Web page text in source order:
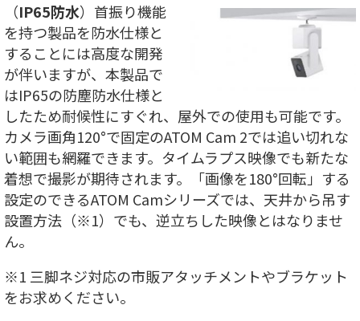
（IP65防水）首振り機能
を持つ製品を防水仕様と
することには高度な開発
が伴いますが、本製品で
はIP65の防塵防水仕様と
したため耐候性にすぐれ、屋外での使用も可能です。
カメラ画角120°で固定のATOM Cam 2では追い切れな
い範囲も網羅できます。タイムラプス映像でも新たな
着想で撮影が期待されます。「画像を180°回転」する
設定のできるATOM Camシリーズでは、天井から吊す
設置方法（※1）でも、逆立ちした映像とはなりませ
ん。
※1 三脚ネジ対応の市販アタッチメントやブラケット
をお求めください。